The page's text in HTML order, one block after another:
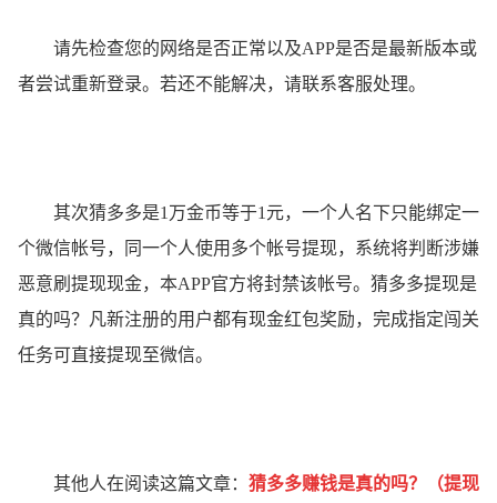
请先检查您的网络是否正常以及APP是否是最新版本或
者尝试重新登录。若还不能解决，请联系客服处理。
其次猜多多是1万金币等于1元，一个人名下只能绑定一
个微信帐号，同一个人使用多个帐号提现，系统将判断涉嫌
恶意刷提现现金，本APP官方将封禁该帐号。猜多多提现是
真的吗？凡新注册的用户都有现金红包奖励，完成指定闯关
任务可直接提现至微信。
其他人在阅读这篇文章： 猜多多赚钱是真的吗？（提现